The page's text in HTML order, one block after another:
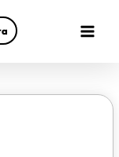
Menu